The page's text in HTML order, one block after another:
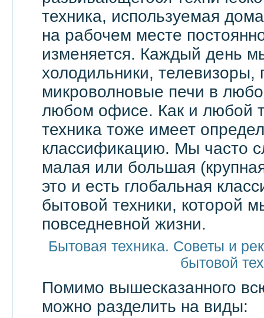
техника, используемая
на рабочем месте
изменяется. Каждый день
холодильники,
микроволновые печи в
любом офисе. Как и любой
техника тоже имеет
классификацию. Мы часто
малая или большая
это и есть глобальная
бытовой техники, которой
повседневной жизни.
Бытовая техника. Советы и
бытовой
Помимо вышесказанного
можно разделить на виды: